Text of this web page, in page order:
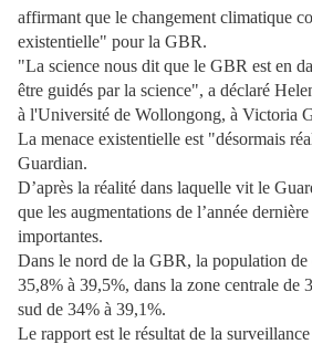
affirmant que le changement climatique
existentielle" pour la GBR.
"La science nous dit que le GBR est en
être guidés par la science", a déclaré
à l'Université de Wollongong, à Victoria
La menace existentielle est "désormais
Guardian.
D’après la réalité dans laquelle vit le
que les augmentations de l’année
importantes.
Dans le nord de la GBR, la population
35,8% à 39,5%, dans la zone centrale de
sud de 34% à 39,1%.
Le rapport est le résultat de la